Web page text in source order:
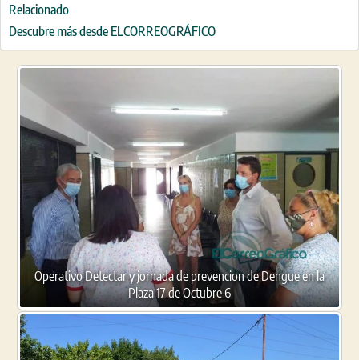
Relacionado
Descubre más desde ELCORREOGRÁFICO
Operativo Detectar y jornada de prevencion de Dengue en la
Plaza 17 de Octubre 6